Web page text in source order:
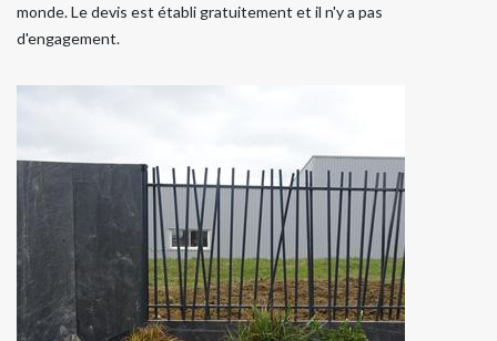
monde. Le devis est établi gratuitement et il n'y a pas
d'engagement.